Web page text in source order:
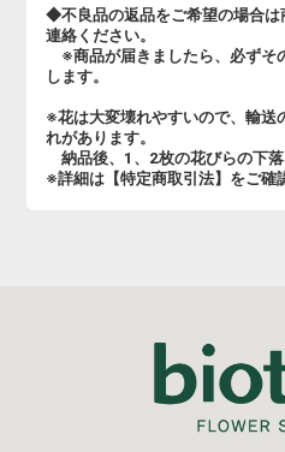
◆不良品の返品をご希望の場合は
連絡ください。
※商品が届きましたら、必ずそ
します。
※花は大変壊れやすいので、輸送
れがあります。
納品後、1、2枚の花びらの下落
※詳細は【特定商取引法】をご確